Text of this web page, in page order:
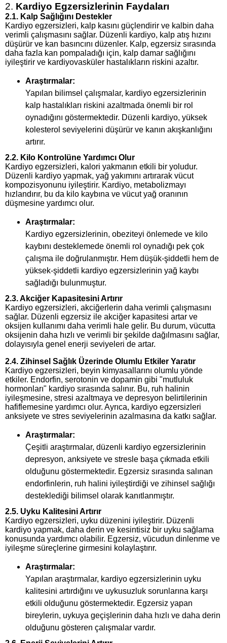
2. Kardiyo Egzersizlerinin Faydaları
2.1. Kalp Sağlığını Destekler
Kardiyo egzersizleri, kalp kasını güçlendirir ve kalbin daha
verimli çalışmasını sağlar. Düzenli kardiyo, kalp atış hızını
düşürür ve kan basıncını düzenler. Kalp, egzersiz sırasında
daha fazla kan pompaladığı için, kalp damar sağlığını
iyileştirir ve kardiyovasküler hastalıkların riskini azaltır.
Araştırmalar:
Yapılan bilimsel çalışmalar, kardiyo egzersizlerinin
kalp hastalıkları riskini azaltmada önemli bir rol
oynadığını göstermektedir. Düzenli kardiyo, yüksek
kolesterol seviyelerini düşürür ve kanın akışkanlığını
artırır.
2.2. Kilo Kontrolüne Yardımcı Olur
Kardiyo egzersizleri, kalori yakmanın etkili bir yoludur.
Düzenli kardiyo yapmak, yağ yakımını artırarak vücut
kompozisyonunu iyileştirir. Kardiyo, metabolizmayı
hızlandırır, bu da kilo kaybına ve vücut yağ oranının
düşmesine yardımcı olur.
Araştırmalar:
Kardiyo egzersizlerinin, obeziteyi önlemede ve kilo
kaybını desteklemede önemli rol oynadığı pek çok
çalışma ile doğrulanmıştır. Hem düşük-şiddetli hem de
yüksek-şiddetli kardiyo egzersizlerinin yağ kaybı
sağladığı bulunmuştur.
2.3.Akciğer Kapasitesini Artırır
Kardiyo egzersizleri, akciğerlerin daha verimli çalışmasını
sağlar. Düzenli egzersiz ile akciğer kapasitesi artar ve
oksijen kullanımı daha verimli hale gelir. Bu durum, vücutta
oksijenin daha hızlı ve verimli bir şekilde dağılmasını sağlar,
dolayısıyla genel enerji seviyeleri de artar.
2.4. Zihinsel Sağlık Üzerinde Olumlu Etkiler Yaratır
Kardiyo egzersizleri, beyin kimyasallarını olumlu yönde
etkiler. Endorfin, serotonin ve dopamin gibi "mutluluk
hormonları" kardiyo sırasında salınır. Bu, ruh halinin
iyileşmesine, stresi azaltmaya ve depresyon belirtilerinin
hafiflemesine yardımcı olur. Ayrıca, kardiyo egzersizleri
anksiyete ve stres seviyelerinin azalmasına da katkı sağlar.
Araştırmalar:
Çeşitli araştırmalar, düzenli kardiyo egzersizlerinin
depresyon, anksiyete ve stresle başa çıkmada etkili
olduğunu göstermektedir. Egzersiz sırasında salınan
endorfinlerin, ruh halini iyileştirdiği ve zihinsel sağlığı
desteklediği bilimsel olarak kanıtlanmıştır.
2.5. Uyku Kalitesini Artırır
Kardiyo egzersizleri, uyku düzenini iyileştirir. Düzenli
kardiyo yapmak, daha derin ve kesintisiz bir uyku sağlama
konusunda yardımcı olabilir. Egzersiz, vücudun dinlenme ve
iyileşme süreçlerine girmesini kolaylaştırır.
Araştırmalar:
Yapılan araştırmalar, kardiyo egzersizlerinin uyku
kalitesini artırdığını ve uykusuzluk sorunlarına karşı
etkili olduğunu göstermektedir. Egzersiz yapan
bireylerin, uykuya geçişlerinin daha hızlı ve daha derin
olduğunu gösteren çalışmalar vardır.